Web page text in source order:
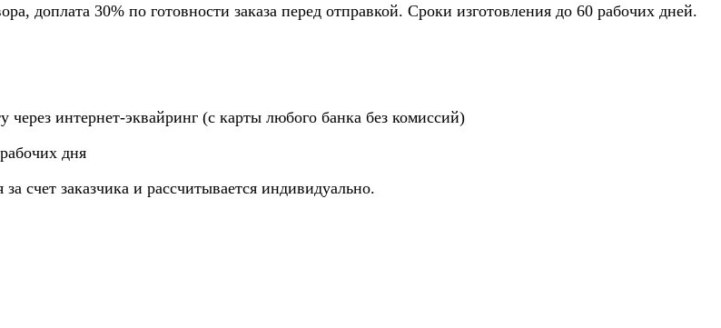
доплата 30% по готовности заказа перед отправкой. Сроки изготовления до 60 рабочих дней.
интернет-эквайринг (с карты любого банка без комиссий)
дня
счет заказчика и рассчитывается индивидуально.